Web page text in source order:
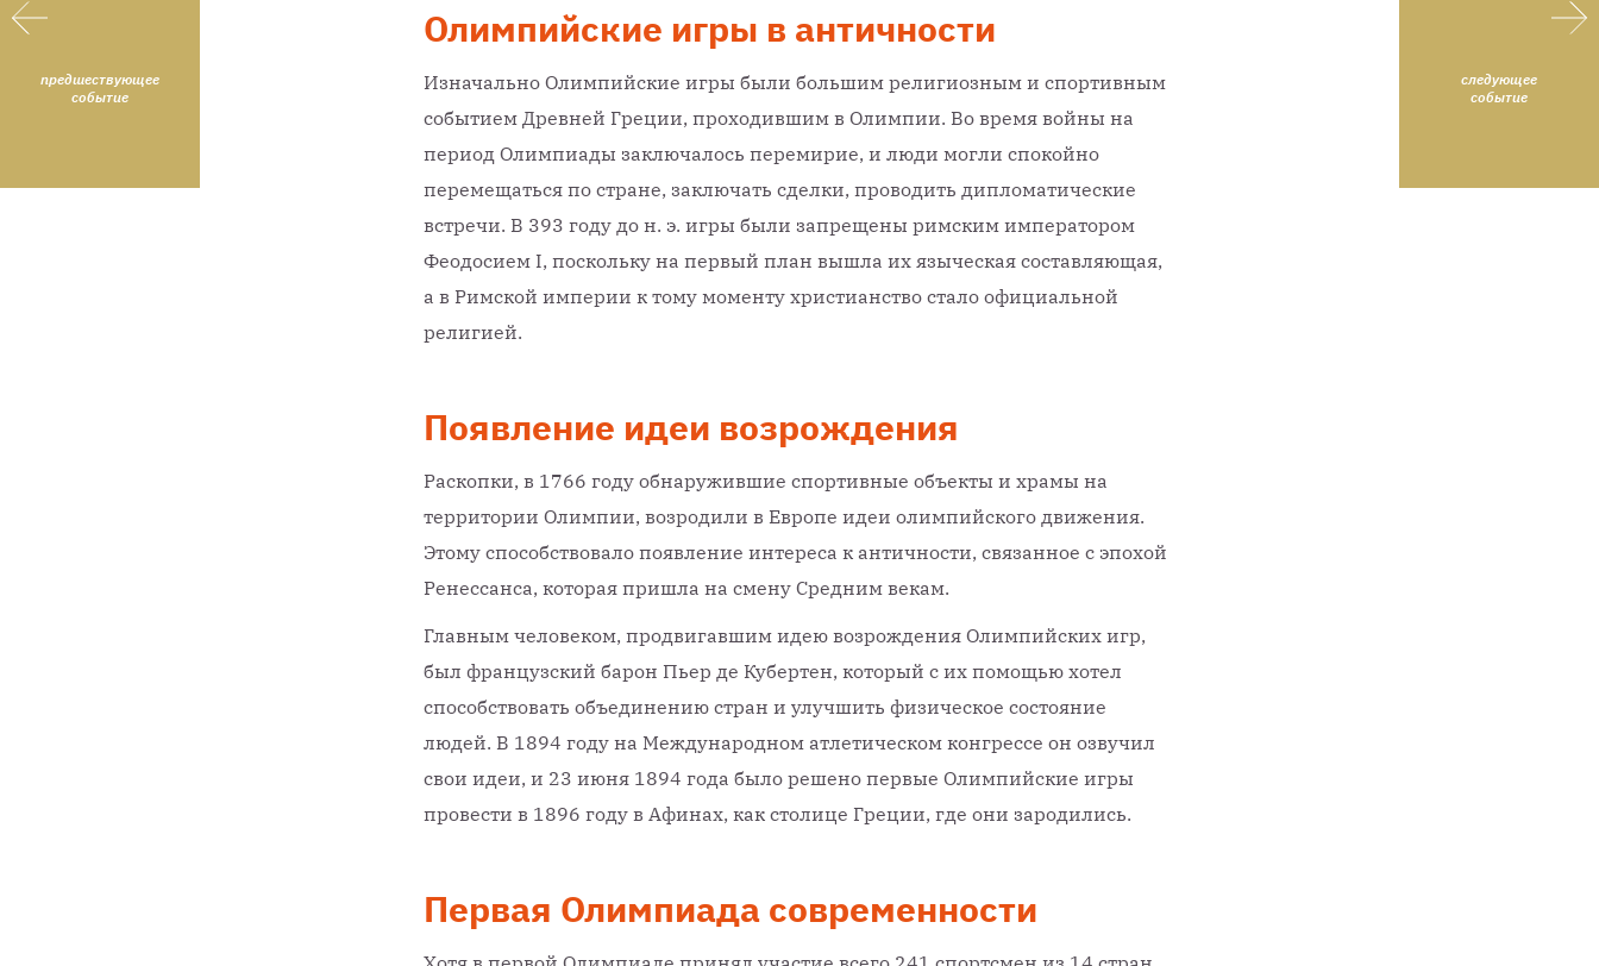
Олимпийские игры в античности
Изначально Олимпийские игры были большим религиозным и спортивным
событием Древней Греции, проходившим в Олимпии. Во время войны на
период Олимпиады заключалось перемирие, и люди могли спокойно
перемещаться по стране, заключать сделки, проводить дипломатические
встречи. В 393 году до н. э. игры были запрещены римским императором
Феодосием I, поскольку на первый план вышла их языческая составляющая,
а в Римской империи к тому моменту христианство стало официальной
религией.
Появление идеи возрождения
Раскопки, в 1766 году обнаружившие спортивные объекты и храмы на
территории Олимпии, возродили в Европе идеи олимпийского движения.
Этому способствовало появление интереса к античности, связанное с эпохой
Ренессанса, которая пришла на смену Средним векам.
Главным человеком, продвигавшим идею возрождения Олимпийских игр,
был французский барон Пьер де Кубертен, который с их помощью хотел
способствовать объединению стран и улучшить физическое состояние
людей. В 1894 году на Международном атлетическом конгрессе он озвучил
свои идеи, и 23 июня 1894 года было решено первые Олимпийские игры
провести в 1896 году в Афинах, как столице Греции, где они зародились.
Первая Олимпиада современности
предшествующее
событие
следующее
событие